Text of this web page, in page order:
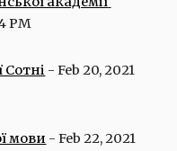
PM
Сотні - Feb 20, 2021
мови - Feb 22, 2021